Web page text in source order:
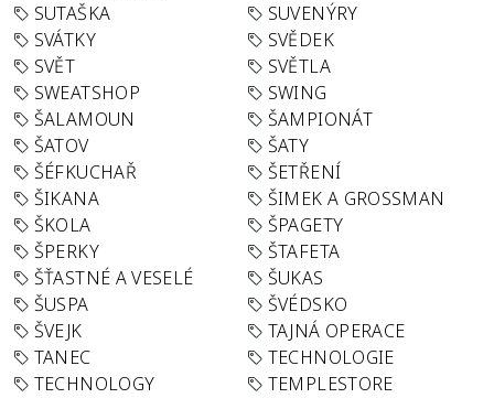
SUTAŠKA
SUVENÝRY
SVÁTKY
SVĚDEK
SVĚT
SVĚTLA
SWEATSHOP
SWING
ŠALAMOUN
ŠAMPIONÁT
ŠATOV
ŠATY
ŠÉFKUCHAŘ
ŠETŘENÍ
ŠIKANA
ŠIMEK A GROSSMAN
ŠKOLA
ŠPAGETY
ŠPERKY
ŠTAFETA
ŠŤASTNÉ A VESELÉ
ŠUKAS
ŠUSPA
ŠVÉDSKO
ŠVEJK
TAJNÁ OPERACE
TANEC
TECHNOLOGIE
TECHNOLOGY
TEMPLESTORE